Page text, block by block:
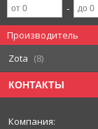
Производитель
Zota
8
КОНТАКТЫ